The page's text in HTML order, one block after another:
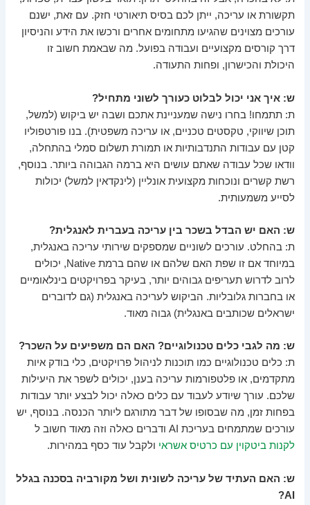
תקשורת או עריכה, ייתן לכם בסיס תיאורטי חזק. עם זאת, ישנם
עורכים מצוינים שהגיעו מתחומים אחרים ורכשו את הידע והניסיון
דרך קורסים מקצועיים ועבודה בפועל. מה שבאמת חשוב זו
היכולת והכישרון, ופחות התעודה.
ש: איך אני יכול לבלוט כעורך לשוני מתחיל?
ת: תתמחו! בחרו נישה שמעניינת אתכם ושבה יש ביקוש (למשל,
תוכן שיווקי, טקסטים טכניים, או עריכה משפטית). בנו פורטפוליו
קטן עם עבודות התנדבותיות או תמורת תשלום סמלי בהתחלה,
וודאו שכל עבודה שאתם עושים היא ברמה הגבוהה ביותר. בנוסף,
רשת קשרים ונוכחות מקצועית אונליין (לינקדאין למשל) יכולות
לסייע משמעותית.
ש: האם יש הבדל בשכר בין עריכה בעברית לאנגלית?
ת: בהחלט. עורכים לשוניים שמספקים שירותי עריכה באנגלית,
במיוחד אם זו שפת האם שלהם או שהם ברמת Native, יכולים
לרוב לדרוש תעריפים גבוהים יותר, בעיקר בפרויקטים בינלאומיים
או בחברות גלובליות. הביקוש לעריכה באנגלית (גם לדוברים
ישראלים שכותבים באנגלית) גבוה מאוד.
ש: מה לגבי כלים טכנולוגיים? האם הם משפיעים על השכר?
ת: כלים טכנולוגיים כמו תוכנות לניהול פרויקטים, כלי בודק איות
מתקדמים, או פלטפורמות עריכה בענן, יכולים לשפר את היעילות
שלכם. עורך שיודע לעבוד עם כלים כאלה יכול לבצע יותר עבודות
בפחות זמן, מה שבסופו של דבר מתורגם ליותר הכנסה. בנוסף, יש
עורכים שמתמחים בעריכת AI ודברים כאלה וזה מאוד חשוב ל
לקנות ביטקוין עם כרטיס אשראי ולקבל עוד כסף במהירות.
ש: האם העתיד של עריכה לשונית ושל מקורביה בסכנה בגלל
AI?